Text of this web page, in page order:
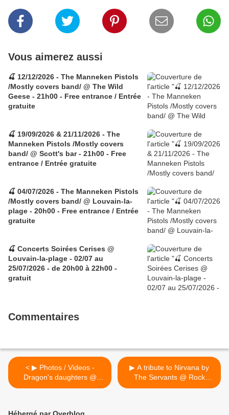
Vous aimerez aussi
🍒 12/12/2026 - The Manneken Pistols
/Mostly covers band/ @ The Wild
Geese - 21h00 - Free entrance / Entrée
gratuite
🍒 19/09/2026 & 21/11/2026 - The
Manneken Pistols /Mostly covers
band/ @ Scott's bar - 21h00 - Free
entrance / Entrée gratuite
🍒 04/07/2026 - The Manneken Pistols
/Mostly covers band/ @ Louvain-la-
plage - 20h00 - Free entrance / Entrée
gratuite
🍒 Concerts Soirées Cerises @
Louvain-la-plage - 02/07 au
25/07/2026 - de 20h00 à 22h00 -
gratuit
Commentaires
< ▶ Photos / Videos -
Dragon's daughters @
Rock Classic - 23/11/2018
▶ A tribute to Nirvana by
The Servants @ Rock
Classic - 30/11/2018 -